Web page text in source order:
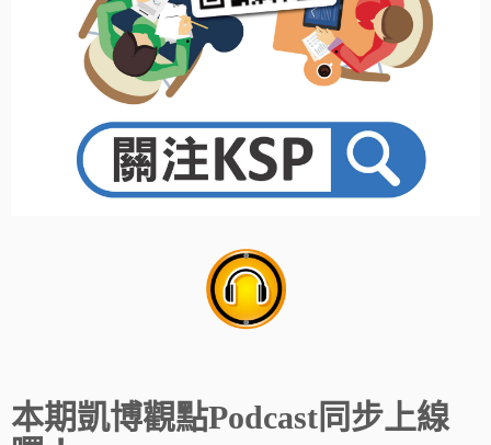
本期凱博觀點Podcast同步上線